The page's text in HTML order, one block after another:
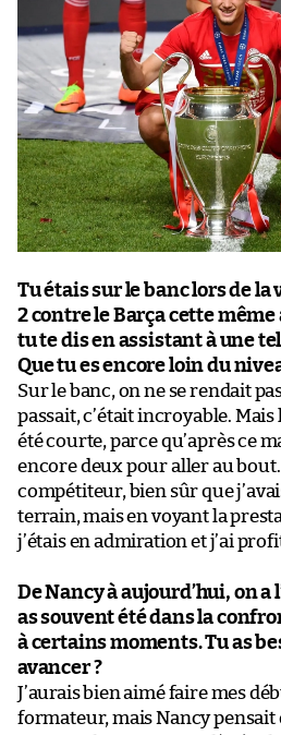
Tu étais sur le banc lors de
2 contre le Barça cette même
tu te dis en assistant à une
Que tu es encore loin du
Sur le banc, on ne se rendait
passait, c’était incroyable.
été courte, parce qu’après ce
encore deux pour aller au
compétiteur, bien sûr que
terrain, mais en voyant la
j’étais en admiration et j’ai
De Nancy à aujourd’hui, on
as souvent été dans la
à certains moments. Tu as
avancer ?
J’aurais bien aimé faire mes
formateur, mais Nancy pensait